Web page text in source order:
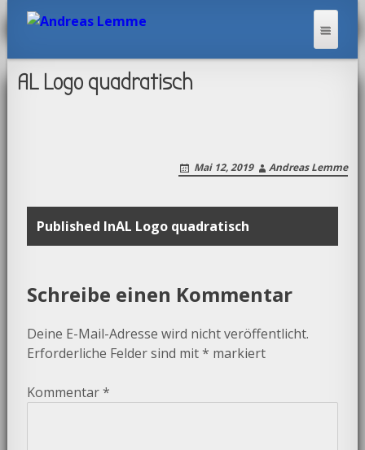
ANDREAS LEMME
AL Logo quadratisch
Mai 12, 2019 Andreas Lemme
Post
navigation
Published InAL Logo quadratisch
Schreibe einen Kommentar
Deine E-Mail-Adresse wird nicht veröffentlicht.
Erforderliche Felder sind mit* markiert
Kommentar*